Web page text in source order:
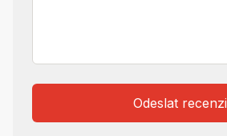
Odeslat recenzi